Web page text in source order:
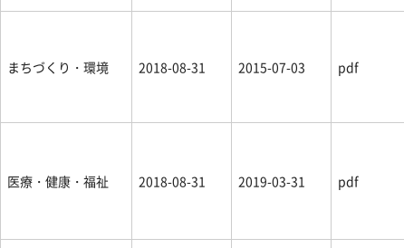
まちづくり・環境 2018-08-31 2015-07-03 pdf
医療・健康・福祉 2018-08-31 2019-03-31 pdf